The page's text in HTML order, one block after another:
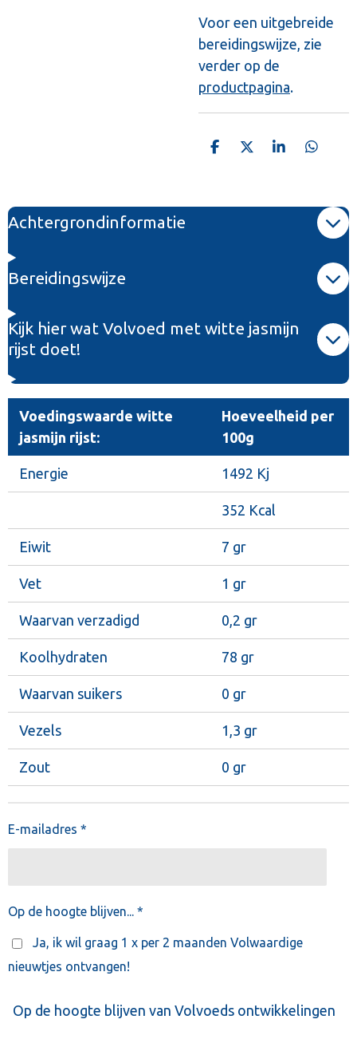
Voor een uitgebreide
bereidingswijze, zie
verder op de
productpagina.
D
n
D
S
e
D
n
Achtergrondinformatie
Bereidingswijze
Kijk hier wat Volvoed met witte jasmijn
rijst doet!
Voedingswaarde witte
jasmijn rijst:
Hoeveelheid per
100g
Energie 1492 Kj
352 Kcal
Eiwit 7 gr
Vet 1 gr
Waarvan verzadigd 0,2 gr
Koolhydraten 78 gr
Waarvan suikers 0 gr
Vezels 1,3 gr
Zout 0 gr
E-mailadres *
Op de hoogte blijven... *
Ja, ik wil graag 1 x per 2 maanden Volwaardige
nieuwtjes ontvangen!
Op de hoogte blijven van Volvoeds ontwikkelingen